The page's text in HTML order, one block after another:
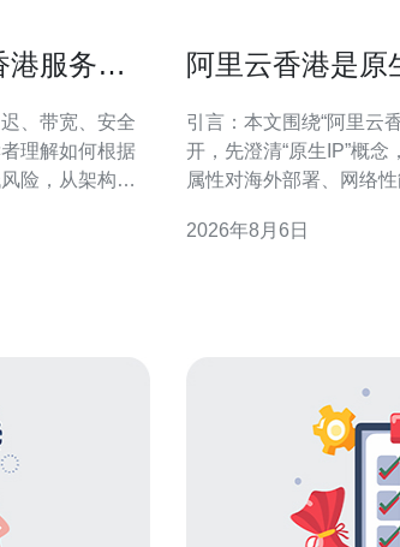
港服务器
、带宽、安全
理解如何根据
险，从架构、
电商、金融支
阿里云香港是原
引言：本文围绕“阿里云
开，先澄清“原生IP”概
属性对海外部署、网络
什么是“原生IP”及其判断
2026年8月6日